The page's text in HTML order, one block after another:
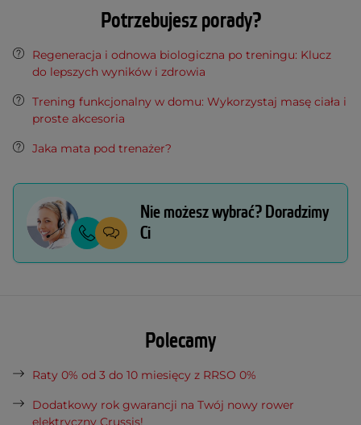
Potrzebujesz porady?
Regeneracja i odnowa biologiczna po treningu: Klucz
do lepszych wyników i zdrowia
Trening funkcjonalny w domu: Wykorzystaj masę ciała i
proste akcesoria
Jaka mata pod trenażer?
Nie możesz wybrać? Doradzimy
Ci
Polecamy
Raty 0% od 3 do 10 miesięcy z RRSO 0%
Dodatkowy rok gwarancji na Twój nowy rower
elektryczny Crussis!